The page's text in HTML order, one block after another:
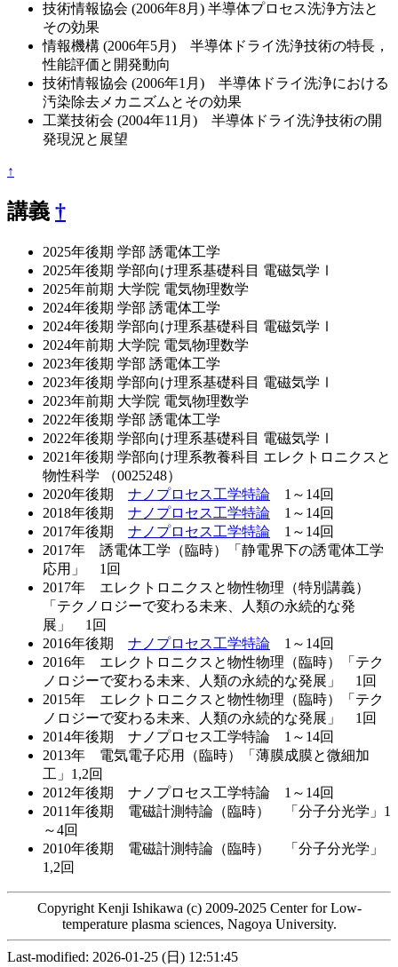
技術情報協会 (2006年8月) 半導体プロセス洗浄方法と
その効果
情報機構 (2006年5月) 半導体ドライ洗浄技術の特長，
性能評価と開発動向
技術情報協会 (2006年1月) 半導体ドライ洗浄における
汚染除去メカニズムとその効果
工業技術会 (2004年11月) 半導体ドライ洗浄技術の開
発現況と展望
↑
講義 †
2025年後期 学部 誘電体工学
2025年後期 学部向け理系基礎科目 電磁気学Ⅰ
2025年前期 大学院 電気物理数学
2024年後期 学部 誘電体工学
2024年後期 学部向け理系基礎科目 電磁気学Ⅰ
2024年前期 大学院 電気物理数学
2023年後期 学部 誘電体工学
2023年後期 学部向け理系基礎科目 電磁気学Ⅰ
2023年前期 大学院 電気物理数学
2022年後期 学部 誘電体工学
2022年後期 学部向け理系基礎科目 電磁気学Ⅰ
2021年後期 学部向け理系教養科目 エレクトロニクスと
物性科学 （0025248）
2020年後期 ナノプロセス工学特論 1～14回
2018年後期 ナノプロセス工学特論 1～14回
2017年後期 ナノプロセス工学特論 1～14回
2017年 誘電体工学（臨時）「静電界下の誘電体工学
応用」 1回
2017年 エレクトロニクスと物性物理（特別講義）
「テクノロジーで変わる未来、人類の永続的な発
展」 1回
2016年後期 ナノプロセス工学特論 1～14回
2016年 エレクトロニクスと物性物理（臨時）「テク
ノロジーで変わる未来、人類の永続的な発展」 1回
2015年 エレクトロニクスと物性物理（臨時）「テク
ノロジーで変わる未来、人類の永続的な発展」 1回
2014年後期 ナノプロセス工学特論 1～14回
2013年 電気電子応用（臨時）「薄膜成膜と微細加
工」1,2回
2012年後期 ナノプロセス工学特論 1～14回
2011年後期 電磁計測特論（臨時） 「分子分光学」1
～4回
2010年後期 電磁計測特論（臨時） 「分子分光学」
1,2回
Copyright Kenji Ishikawa (c) 2009-2025 Center for Low-
temperature plasma sciences, Nagoya University.
Last-modified: 2026-01-25 (日) 12:51:45